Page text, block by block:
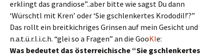
erklingt das grandiose”..aber bitte wie sagst Du dann
‘Würschtl mit Kren’ oder ‘Sie gschlenkertes Krododil!’?”
Das rollt ein breitkichriges Grinsen auf mein Gesicht und
n.a.t.ü.r.l.i.c.h. “glei so a Fragen” an die GooKIe:
Was bedeutet das österreichische “Sie gschlenkertes